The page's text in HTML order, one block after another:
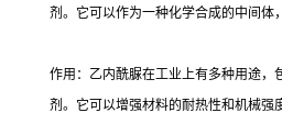
剂。它可以作为一种化学合成的中间体
作用：乙内酰脲在工业上有多种用途，
剂。它可以增强材料的耐热性和机械强